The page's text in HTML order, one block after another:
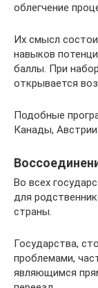
облегчение
Их смысл
навыков
баллы. При
открывается
Подобные
Канады, Австрии
Во всех
для
страны.
Государства,
проблемами,
являющимся